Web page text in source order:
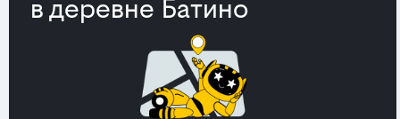
в деревне Батино